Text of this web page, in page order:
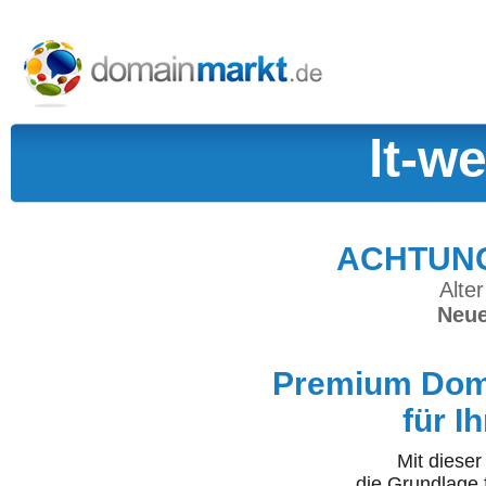
lt-
Premium
für
Mit